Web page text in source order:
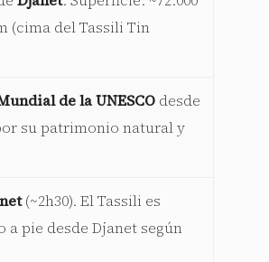
(cima del Tassili Tin
de la UNESCO desde
su patrimonio natural y
(~2h30). El Tassili es
a pie desde Djanet según